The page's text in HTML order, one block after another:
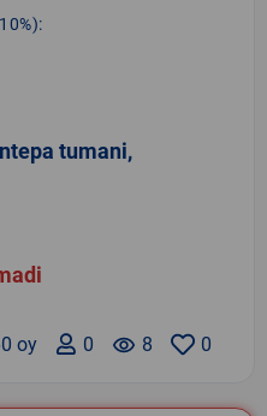
tumani,
0
remove_red_eye 8
0
oy